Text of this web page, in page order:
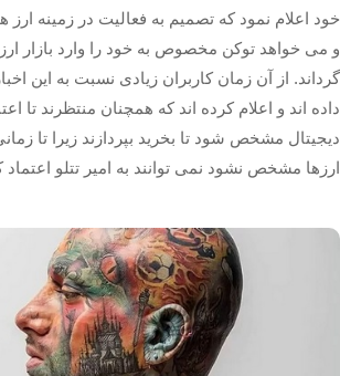
خود اعلام نمود که تصمیم به فعالیت در زمینه ارز
و می خواهد توکن مخصوص به خود را وارد بازار
گرداند. از آن زمان کاربران زیادی نسبت به این
داده اند و اعلام کرده اند که همچنان منتظرند تا
دیجیتال مشخص شود تا بخرید بپردازند زیرا تا
ارزها مشخص نشود نمی توانند به امیر تتلو اعتماد